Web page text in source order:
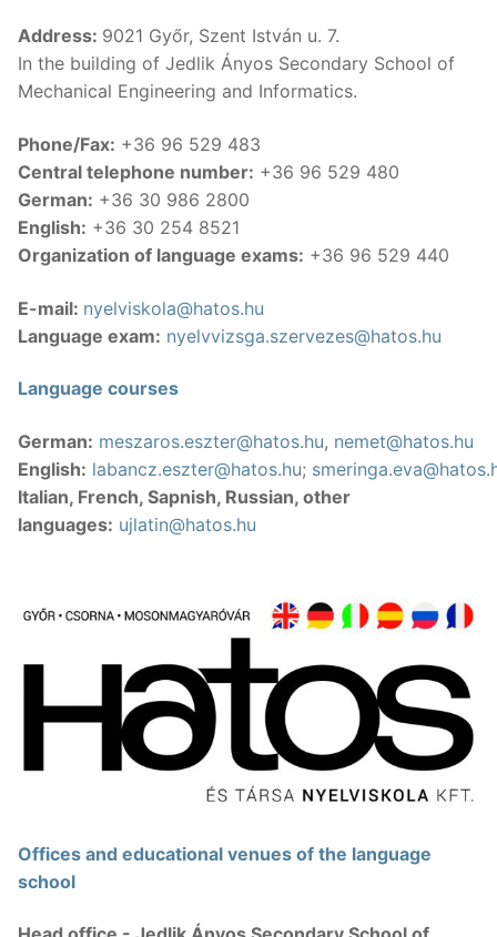
Public language courses
Private language course
Online language courses
Professional language courses
Language exam preparatory courses
Courses for children
Neo-Latin and Russian language course
Language examinations
About us
Translation, Interpretation
Contact
Search
Address: 9021 Győr, Szent István u. 7.
In the building of Jedlik Ányos Secondary School of
Mechanical Engineering and Informatics.
Phone/Fax: +36 96 529 483
Central telephone number: +36 96 529 480
German: +36 30 986 2800
English: +36 30 254 8521
Organization of language exams: +36 96 529 440
E-mail: nyelviskola@hatos.hu
Language exam: nyelvvizsga.szervezes@hatos.hu
Language courses
German: meszaros.eszter@hatos.hu, nemet@hatos.hu
English: labancz.eszter@hatos.hu;
Italian, French, Sapnish, Russian, other
languages: ujlatin@hatos.hu
Offices and educational venues of the language
school